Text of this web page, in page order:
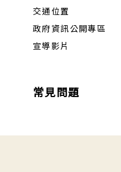
交通位置
政府資訊公開專區
宣導影片
常見問題